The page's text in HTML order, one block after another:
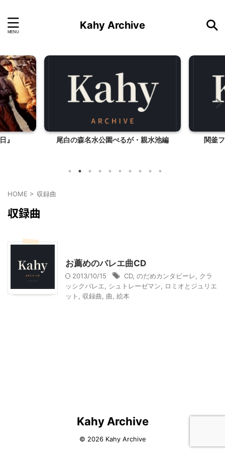
Kahy Archive
』 尾白の森名水公園べるが・親水池編 関釜
HOME > 収録曲
収録曲
お薦めのバレエ曲CD
2013/10/15 CD, のだめカンタビーレ
クラ
ッシクバレエ
シュトレーゼマン
ロミオとジュリエ
ット
収録曲 曲 絵本
Kahy Archive
© 2026 Kahy Archive